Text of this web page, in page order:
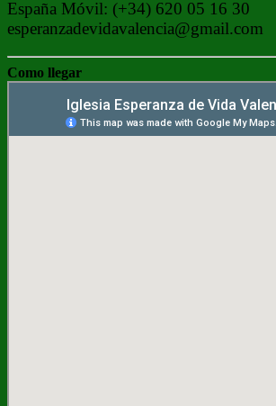
España Móvil: (+34) 620 05 16 30
esperanzadevidavalencia@gmail.com
Como llegar